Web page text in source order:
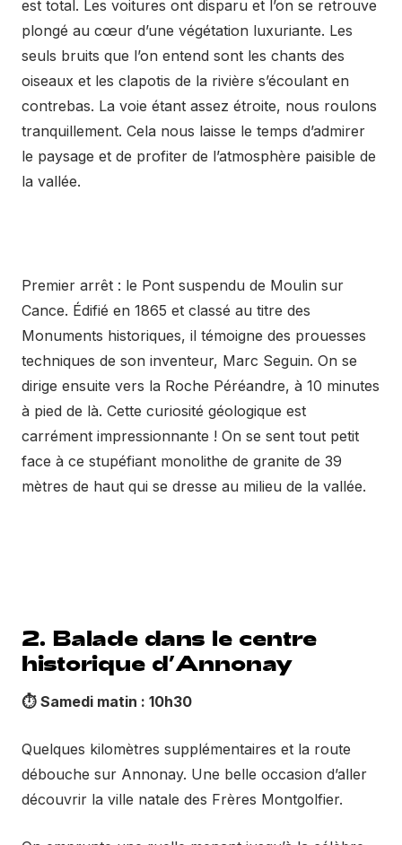
est total. Les voitures ont disparu et l’on se retrouve
plongé au cœur d’une végétation luxuriante. Les
seuls bruits que l’on entend sont les chants des
oiseaux et les clapotis de la rivière s’écoulant en
contrebas. La voie étant assez étroite, nous roulons
tranquillement. Cela nous laisse le temps d’admirer
le paysage et de profiter de l’atmosphère paisible de
la vallée.
Premier arrêt : le Pont suspendu de Moulin sur
Cance. Édifié en 1865 et classé au titre des
Monuments historiques, il témoigne des prouesses
techniques de son inventeur, Marc Seguin. On se
dirige ensuite vers la Roche Péréandre, à 10 minutes
à pied de là. Cette curiosité géologique est
carrément impressionnante ! On se sent tout petit
face à ce stupéfiant monolithe de granite de 39
mètres de haut qui se dresse au milieu de la vallée.
2. Balade dans le centre
historique d’Annonay
⏱️ Samedi matin : 10h30
Quelques kilomètres supplémentaires et la route
débouche sur Annonay. Une belle occasion d’aller
découvrir la ville natale des Frères Montgolfier.